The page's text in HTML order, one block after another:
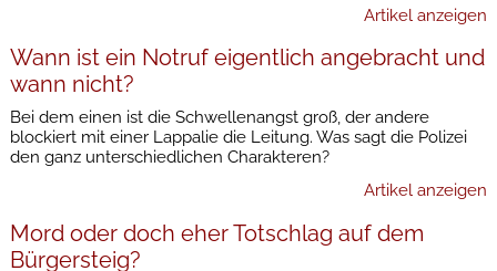
Artikel anzeigen
Wann ist ein Notruf eigentlich angebracht und
wann nicht?
Bei dem einen ist die Schwellenangst groß, der andere
blockiert mit einer Lappalie die Leitung. Was sagt die Polizei
den ganz unterschiedlichen Charakteren?
Artikel anzeigen
Mord oder doch eher Totschlag auf dem
Bürgersteig?